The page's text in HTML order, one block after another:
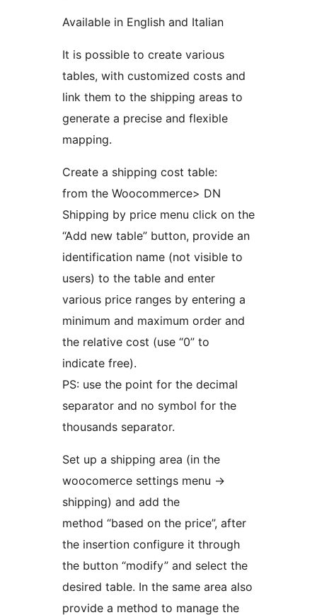
Available in English and Italian
It is possible to create various
tables, with customized costs and
link them to the shipping areas to
generate a precise and flexible
mapping.
Create a shipping cost table:
from the Woocommerce> DN
Shipping by price menu click on the
“Add new table” button, provide an
identification name (not visible to
users) to the table and enter
various price ranges by entering a
minimum and maximum order and
the relative cost (use “0” to
indicate free).
PS: use the point for the decimal
separator and no symbol for the
thousands separator.
Set up a shipping area (in the
woocomerce settings menu ->
shipping) and add the
method “based on the price”, after
the insertion configure it through
the button “modify” and select the
desired table. In the same area also
provide a method to manage the